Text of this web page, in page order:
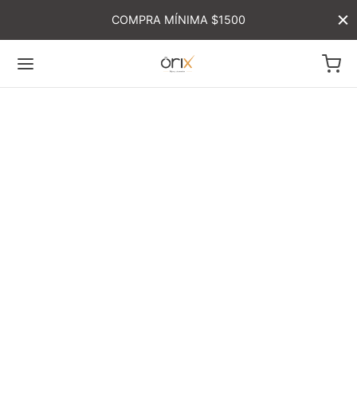
COMPRA MÍNIMA $1500